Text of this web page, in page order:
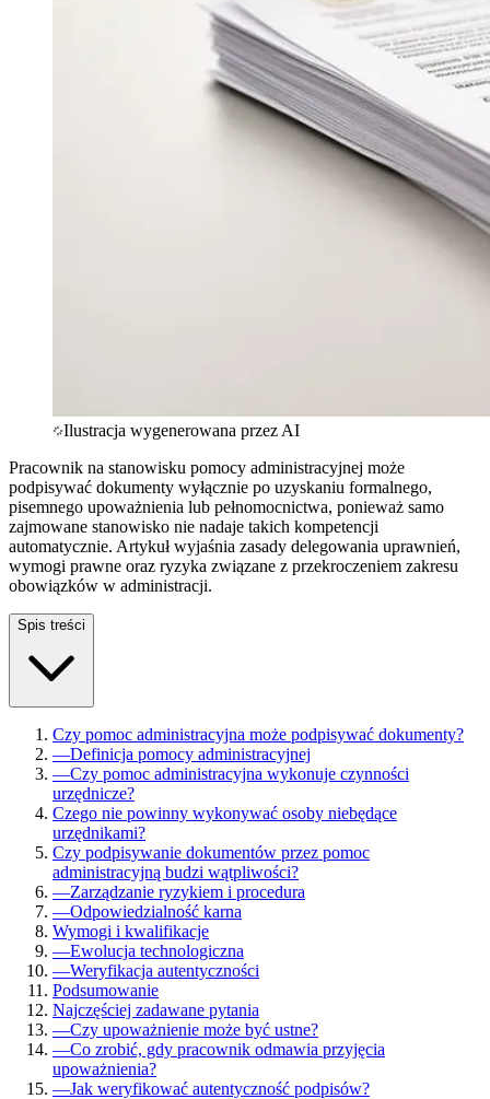
Ilustracja wygenerowana przez AI
Pracownik na stanowisku pomocy administracyjnej może
podpisywać dokumenty wyłącznie po uzyskaniu formalnego,
pisemnego upoważnienia lub pełnomocnictwa, ponieważ samo
zajmowane stanowisko nie nadaje takich kompetencji
automatycznie. Artykuł wyjaśnia zasady delegowania uprawnień,
wymogi prawne oraz ryzyka związane z przekroczeniem zakresu
obowiązków w administracji.
Spis treści
Czy pomoc administracyjna może podpisywać dokumenty?
—Definicja pomocy administracyjnej
—Czy pomoc administracyjna wykonuje czynności
urzędnicze?
Czego nie powinny wykonywać osoby niebędące
urzędnikami?
Czy podpisywanie dokumentów przez pomoc
administracyjną budzi wątpliwości?
—Zarządzanie ryzykiem i procedura
—Odpowiedzialność karna
Wymogi i kwalifikacje
—Ewolucja technologiczna
—Weryfikacja autentyczności
Podsumowanie
Najczęściej zadawane pytania
—Czy upoważnienie może być ustne?
—Co zrobić, gdy pracownik odmawia przyjęcia
upoważnienia?
—Jak weryfikować autentyczność podpisów?